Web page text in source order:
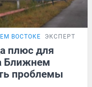
ВОСТОКЕ ЭКСПЕРТ
плюс для
Ближнем
проблемы